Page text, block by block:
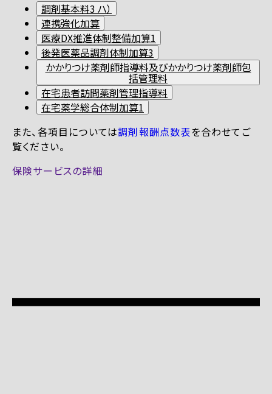
調剤基本料3 ハ）
連携強化加算
医療DX推進体制整備加算1
後発医薬品調剤体制加算3
かかりつけ薬剤師指導料及びかかりつけ薬剤師包
括管理料
在宅患者訪問薬剤管理指導料
在宅薬学総合体制加算1
また、各項目については調剤報酬点数表を合わせてご
覧ください。
保険サービスの詳細